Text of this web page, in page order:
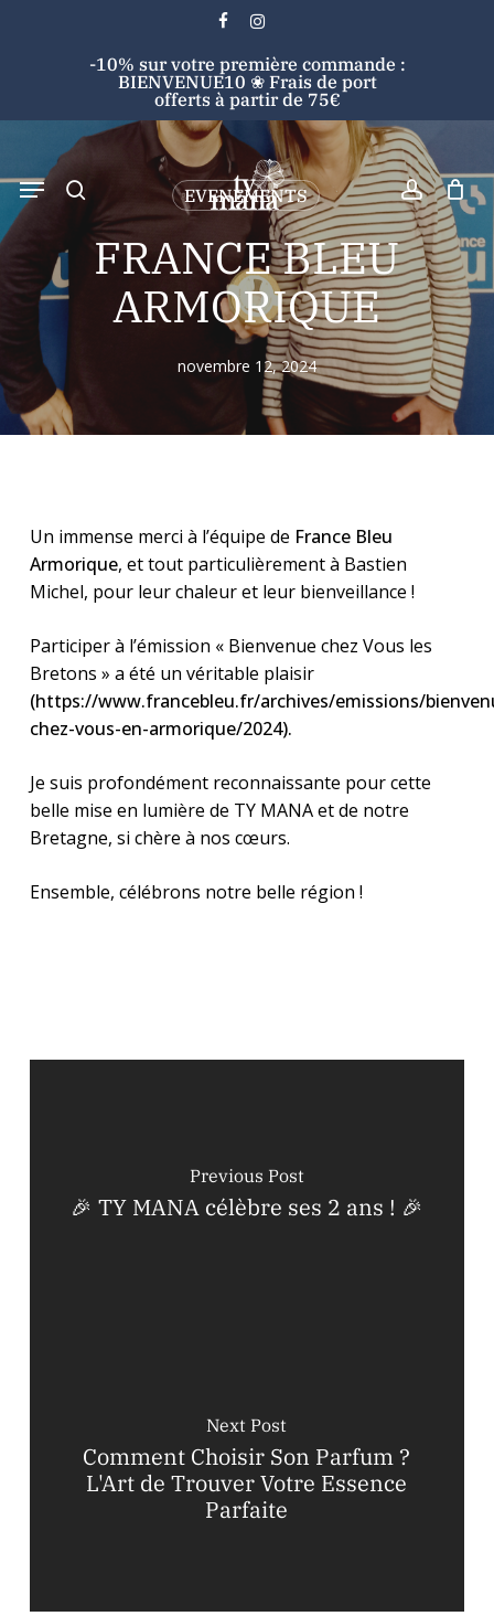
facebookinstagram
-10% sur votre première commande :
BIENVENUE10 ❀ Frais de port
offerts à partir de 75€
Search
account
Menu
Cart
EVENEMENTS
FRANCE BLEU
ARMORIQUE
novembre 12, 2024
Un immense merci à l’équipe de France Bleu
Armorique, et tout particulièrement à Bastien
Michel, pour leur chaleur et leur bienveillance !
Participer à l’émission « Bienvenue chez Vous les
Bretons » a été un véritable plaisir
(https://www.francebleu.fr/archives/emissions/
chez-vous-en-armorique/2024).
Je suis profondément reconnaissante pour cette
belle mise en lumière de TY MANA et de notre
Bretagne, si chère à nos cœurs.
Ensemble, célébrons notre belle région !
Previous Post
🎉 TY MANA célèbre ses 2 ans ! 🎉
Next Post
Comment Choisir Son Parfum ?
L'Art de Trouver Votre Essence
Parfaite